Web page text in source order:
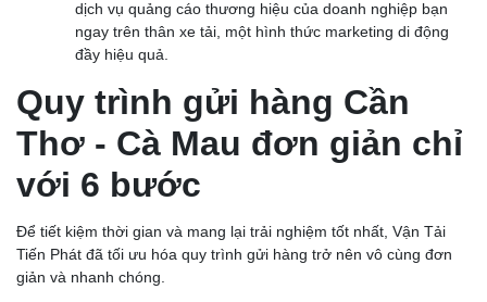
dịch vụ quảng cáo thương hiệu của doanh nghiệp bạn
ngay trên thân xe tải, một hình thức marketing di động
đầy hiệu quả.
Quy trình gửi hàng Cần
Thơ - Cà Mau đơn giản chỉ
với 6 bước
Để tiết kiệm thời gian và mang lại trải nghiệm tốt nhất, Vận Tải
Tiến Phát đã tối ưu hóa quy trình gửi hàng trở nên vô cùng đơn
giản và nhanh chóng.